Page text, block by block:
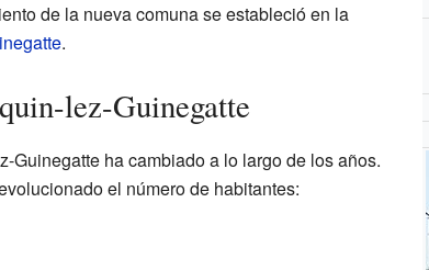
de la nueva comuna se estableció en la
.
lez-Guinegatte
Guinegatte ha cambiado a lo largo de los años.
el número de habitantes: